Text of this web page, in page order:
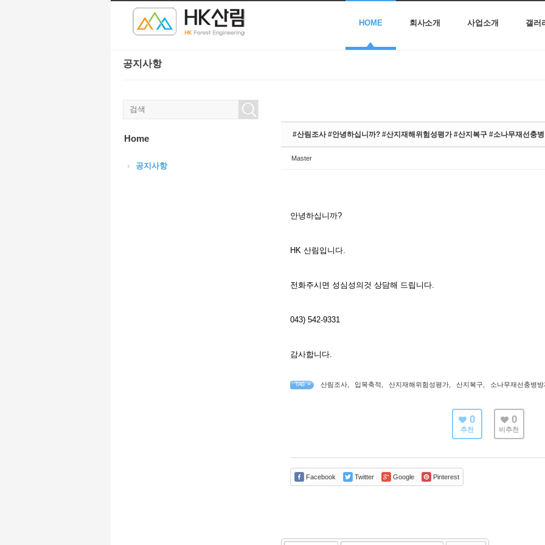
HOME 회사소개 사업소개 갤러
공지사항
#산림조사 #안녕하십니까? #산지재해위험성평가 #산지복구 #소나무재선충
Master
안녕하십니까?
HK 산림입니다.
전화주시면 성심성의것 상담해 드립니다.
043) 542-9331
감사합니다.
TAG • 산림조사 입목축적 산지재해위험성평가 산지복구 소나무재선충병방
0
추천
0
비추천
Facebook Twitter Google Pinterest
Home
공지사항
Sketchbook5, 스케치북5
Sketchbook5, 스케치북5
Sketchbook5, 스케치북5
Sketchbook5, 스케치북5